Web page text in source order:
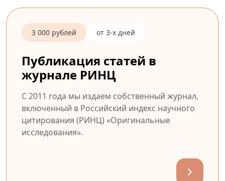
3 000 рублей от 3-х дней
Публикация статей в
журнале РИНЦ
С 2011 года мы издаем собственный журнал,
включенный в Российский индекс научного
цитирования (РИНЦ) «Оригинальные
исследования».